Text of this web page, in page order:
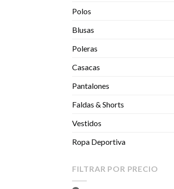
Polos
Blusas
Poleras
Casacas
Pantalones
Faldas & Shorts
Vestidos
Ropa Deportiva
FILTRAR POR PRECIO